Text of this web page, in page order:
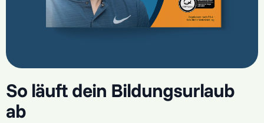
So läuft dein Bildungsurlaub
ab